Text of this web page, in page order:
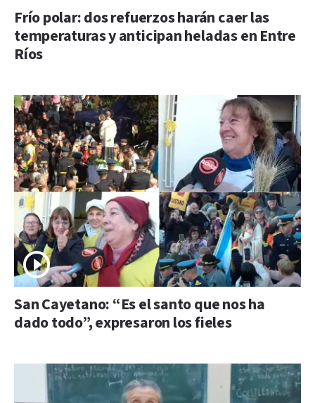
Frío polar: dos refuerzos harán caer las
temperaturas y anticipan heladas en Entre
Ríos
San Cayetano: “Es el santo que nos ha
dado todo”, expresaron los fieles